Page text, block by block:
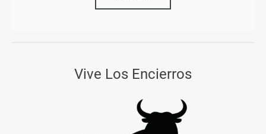
Vive Los Encierros